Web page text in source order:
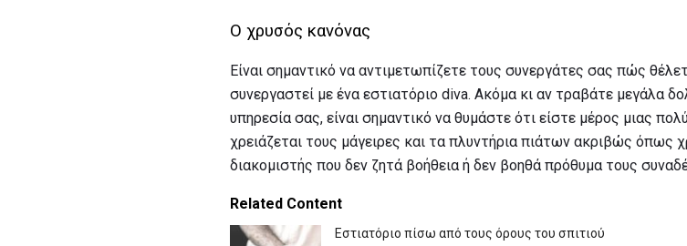
Ο χρυσός κανόνας
Είναι σημαντικό να αντιμετωπίζετε τους συνεργάτες σας πώς
συνεργαστεί με ένα εστιατόριο diva. Ακόμα κι αν τραβάτε μεγάλα
υπηρεσία σας, είναι σημαντικό να θυμάστε ότι είστε μέρος μιας
χρειάζεται τους μάγειρες και τα πλυντήρια πιάτων ακριβώς όπως
διακομιστής που δεν ζητά βοήθεια ή δεν βοηθά πρόθυμα τους
Related Content
Εστιατόριο πίσω από τους όρους του σπιτιού